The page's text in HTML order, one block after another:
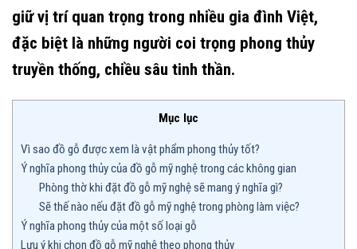
giữ vị trí quan trọng trong nhiều gia đình Việt,
đặc biệt là những người coi trọng phong thủy
truyền thống, chiều sâu tinh thần.
Mục lục
Vì sao đồ gỗ được xem là vật phẩm phong thủy tốt?
Ý nghĩa phong thủy của đồ gỗ mỹ nghệ trong các không gian
Phòng thờ khi đặt đồ gỗ mỹ nghệ sẽ mang ý nghĩa gì?
Sẽ thế nào nếu đặt đồ gỗ mỹ nghệ trong phòng làm việc?
Ý nghĩa phong thủy của một số loại gỗ
Lưu ý khi chọn đồ gỗ mỹ nghệ theo phong thủy